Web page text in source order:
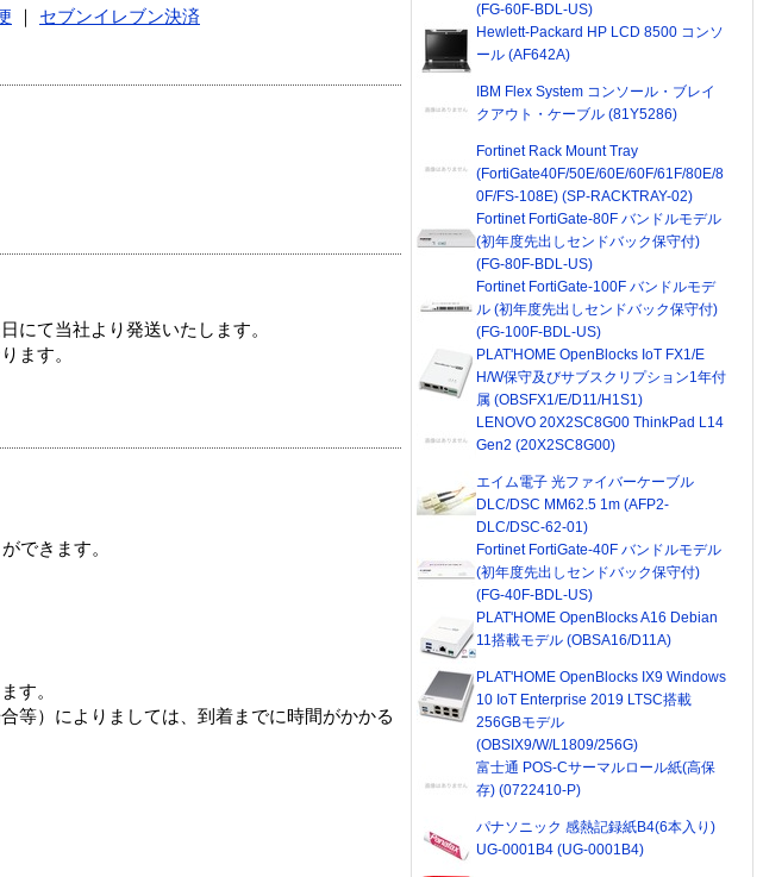
セブンイレブン決済
にて当社より発送いたします。
ます。
できます。
す。
等）によりましては、到着までに時間がかかる
(FG-60F-BDL-US)
Hewlett-Packard HP LCD 8500 コンソ
ール (AF642A)
IBM Flex System コンソール・ブレイ
クアウト・ケーブル (81Y5286)
Fortinet Rack Mount Tray
(FortiGate40F/50E/60E/60F/61F/80E/8
0F/FS-108E) (SP-RACKTRAY-02)
Fortinet FortiGate-80F バンドルモデル
(初年度先出しセンドバック保守付)
(FG-80F-BDL-US)
Fortinet FortiGate-100F バンドルモデ
ル (初年度先出しセンドバック保守付)
(FG-100F-BDL-US)
PLAT'HOME OpenBlocks IoT FX1/E
H/W保守及びサブスクリプション1年付
属 (OBSFX1/E/D11/H1S1)
LENOVO 20X2SC8G00 ThinkPad L14
Gen2 (20X2SC8G00)
エイム電子 光ファイバーケーブル
DLC/DSC MM62.5 1m (AFP2-
DLC/DSC-62-01)
Fortinet FortiGate-40F バンドルモデル
(初年度先出しセンドバック保守付)
(FG-40F-BDL-US)
PLAT'HOME OpenBlocks A16 Debian
11搭載モデル (OBSA16/D11A)
PLAT'HOME OpenBlocks IX9 Windows
10 IoT Enterprise 2019 LTSC搭載
256GBモデル
(OBSIX9/W/L1809/256G)
富士通 POS-Cサーマルロール紙(高保
存) (0722410-P)
パナソニック 感熱記録紙B4(6本入り)
UG-0001B4 (UG-0001B4)